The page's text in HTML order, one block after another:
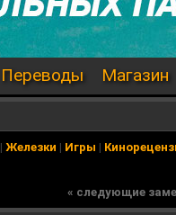
Переводы Магазин
| Железки | Игры |
« следующие